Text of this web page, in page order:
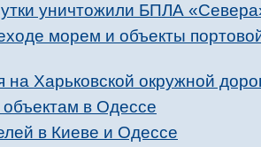
уничтожили БПЛА
морем и объекты
Харьковской окружной
в Одессе
в Киеве и Одессе